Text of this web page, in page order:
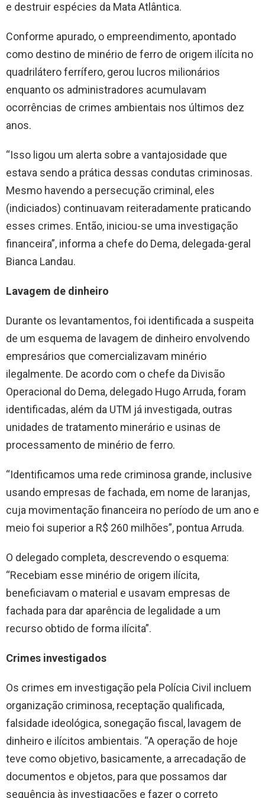
e destruir espécies da Mata Atlântica.
Conforme apurado, o empreendimento, apontado
como destino de minério de ferro de origem ilícita no
quadrilátero ferrífero, gerou lucros milionários
enquanto os administradores acumulavam
ocorrências de crimes ambientais nos últimos dez
anos.
“Isso ligou um alerta sobre a vantajosidade que
estava sendo a prática dessas condutas criminosas.
Mesmo havendo a persecução criminal, eles
(indiciados) continuavam reiteradamente praticando
esses crimes. Então, iniciou-se uma investigação
financeira”, informa a chefe do Dema, delegada-geral
Bianca Landau.
Lavagem de dinheiro
Durante os levantamentos, foi identificada a suspeita
de um esquema de lavagem de dinheiro envolvendo
empresários que comercializavam minério
ilegalmente. De acordo com o chefe da Divisão
Operacional do Dema, delegado Hugo Arruda, foram
identificadas, além da UTM já investigada, outras
unidades de tratamento minerário e usinas de
processamento de minério de ferro.
“Identificamos uma rede criminosa grande, inclusive
usando empresas de fachada, em nome de laranjas,
cuja movimentação financeira no período de um ano e
meio foi superior a R$ 260 milhões”, pontua Arruda.
O delegado completa, descrevendo o esquema:
“Recebiam esse minério de origem ilícita,
beneficiavam o material e usavam empresas de
fachada para dar aparência de legalidade a um
recurso obtido de forma ilícita”.
Crimes investigados
Os crimes em investigação pela Polícia Civil incluem
organização criminosa, receptação qualificada,
falsidade ideológica, sonegação fiscal, lavagem de
dinheiro e ilícitos ambientais. “A operação de hoje
teve como objetivo, basicamente, a arrecadação de
documentos e objetos, para que possamos dar
sequência às investigações e fazer o correto